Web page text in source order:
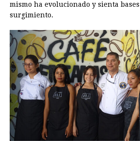
mismo ha evolucionado y sienta
surgimiento.